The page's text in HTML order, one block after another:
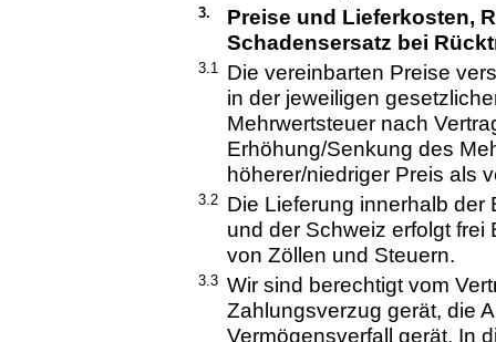
3.
Preise und Lieferkosten,
Schadensersatz bei
3.1 Die vereinbarten Preise
in der jeweiligen
Mehrwertsteuer nach
Erhöhung/Senkung des
höherer/niedriger Preis als
3.2 Die Lieferung innerhalb
und der Schweiz erfolgt
von Zöllen und Steuern.
3.3 Wir sind berechtigt vom
Zahlungsverzug gerät, die
Vermögensverfall gerät. In